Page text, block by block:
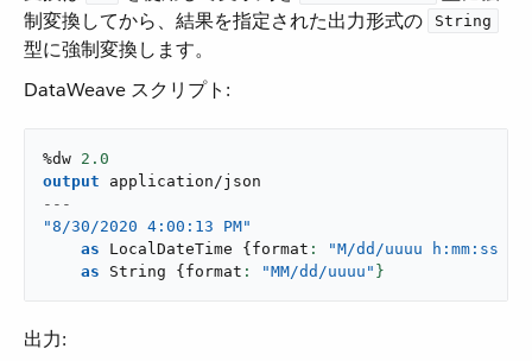
制変換してから、結果を指定された出力形式の ​
String
型に強制変換します。
DataWeave スクリプト:
%dw 2.0
output
application/json
---
"8/30/2020 4:00:13 PM"
as LocalDateTime { format : "M/dd/uuuu h:mm:ss a"
as String { format : "MM/dd/uuuu" }
出力: